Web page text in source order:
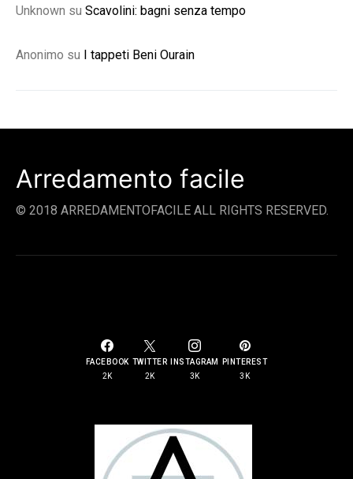
Unknown su Scavolini: bagni senza tempo
Anonimo su I tappeti Beni Ourain
Arredamento facile
© 2018 ARREDAMENTOFACILE ALL RIGHTS RESERVED.
FACEBOOK
2K
TWITTER
2K
INSTAGRAM
3K
PINTEREST
3K